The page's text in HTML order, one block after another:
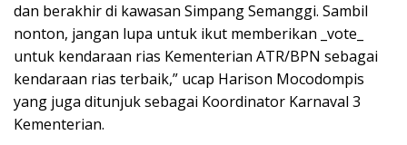
dan berakhir di kawasan Simpang Semanggi. Sambil
nonton, jangan lupa untuk ikut memberikan _vote_
untuk kendaraan rias Kementerian ATR/BPN sebagai
kendaraan rias terbaik,” ucap Harison Mocodompis
yang juga ditunjuk sebagai Koordinator Karnaval 3
Kementerian.